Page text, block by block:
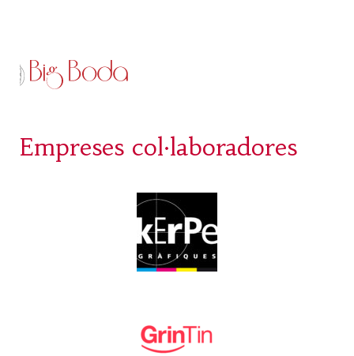
Empreses col·laboradores